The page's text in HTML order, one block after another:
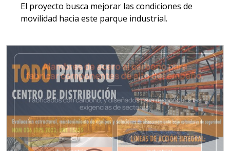
El proyecto busca mejorar las condiciones de
movilidad hacia este parque industrial.